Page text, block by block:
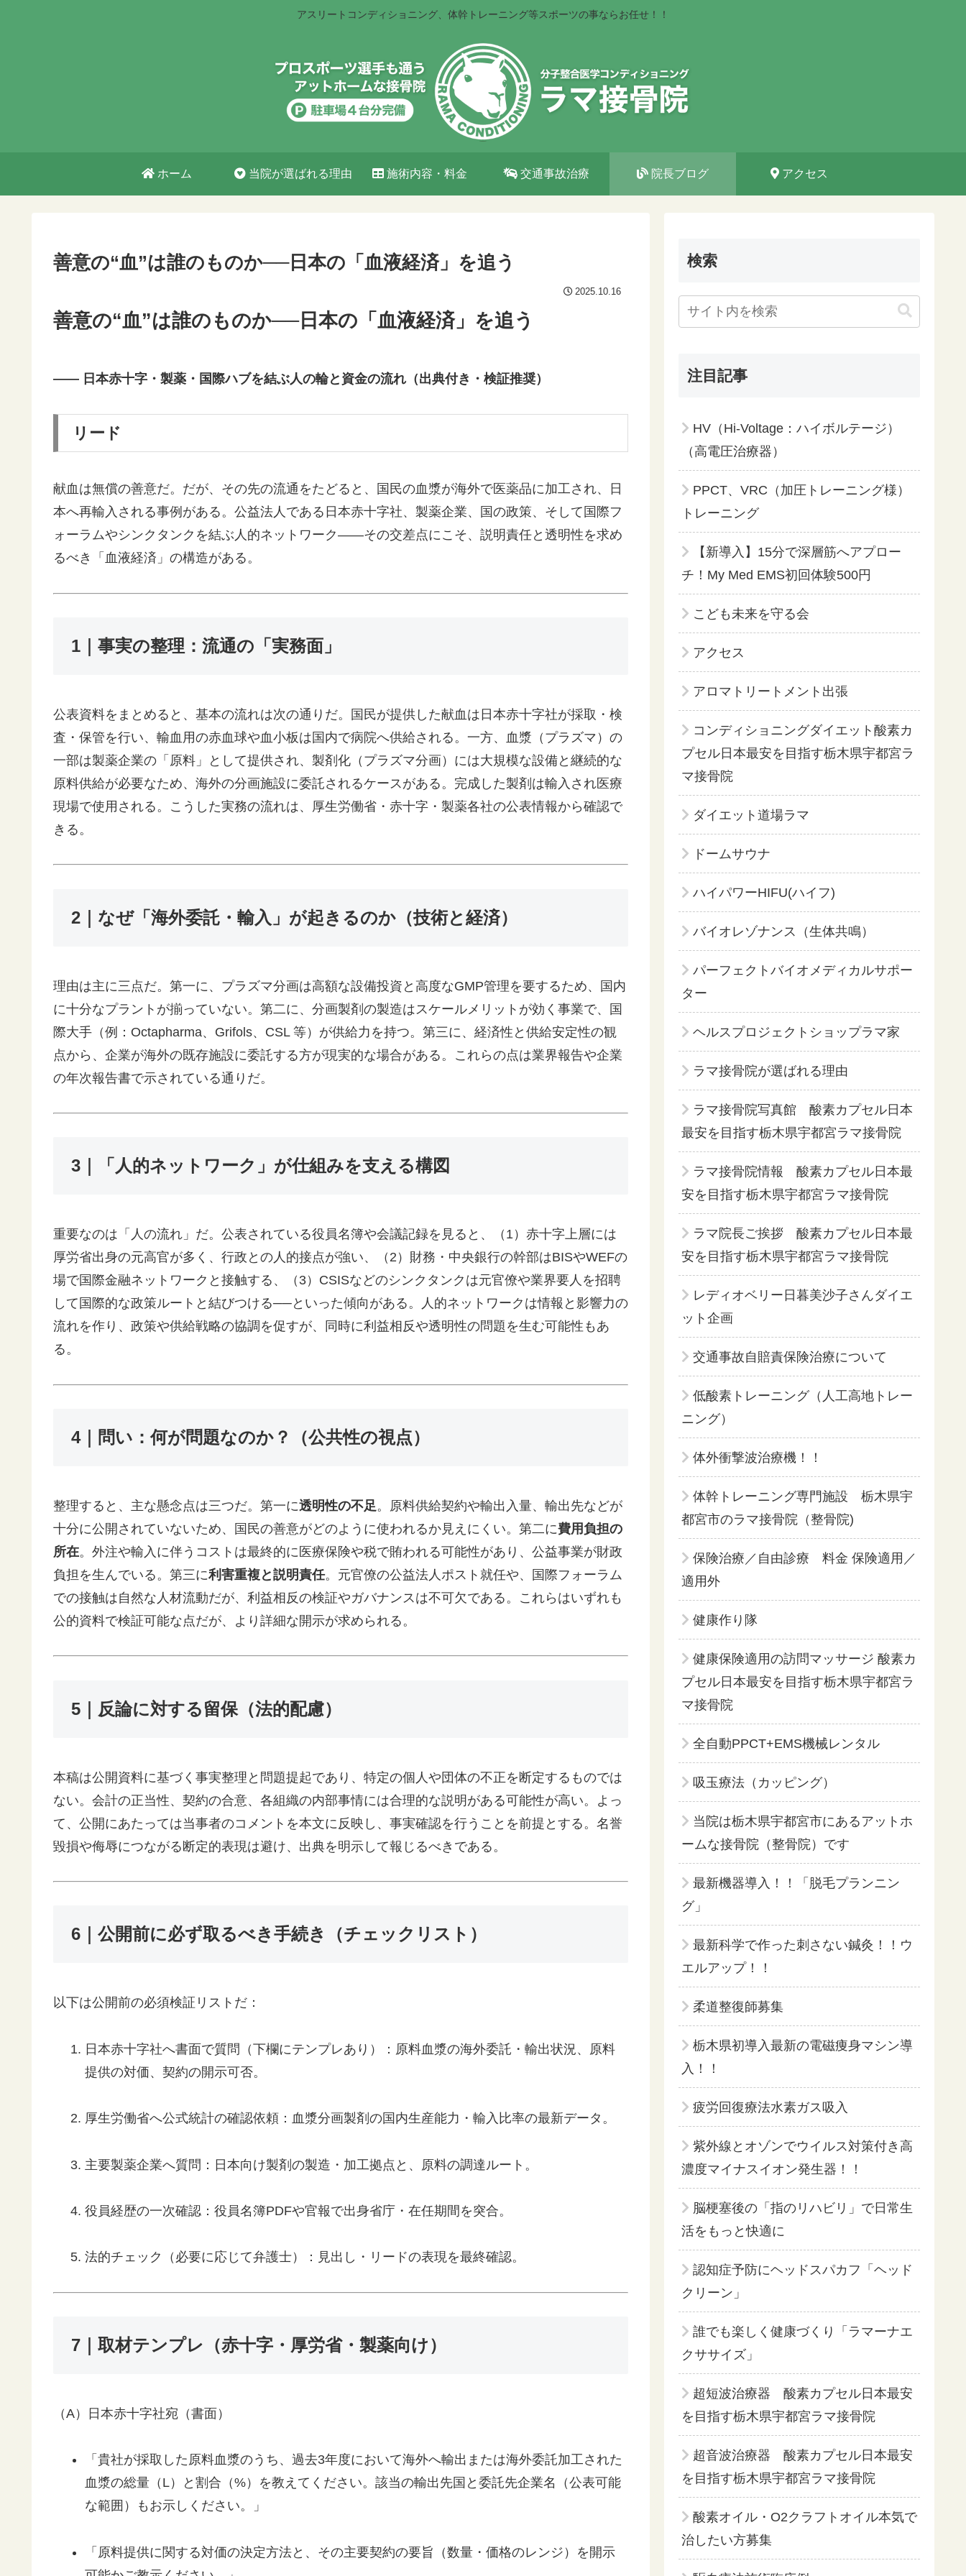
アスリートコンディショニング、体幹トレーニング等スポーツの事ならお任せ！！
ホーム 当院が選ばれる理由 施術内容・料金 交通事故治療 院長ブログ アクセス
善意の“血”は誰のものか──日本の「血液経済」を追う
2025.10.16
善意の“血”は誰のものか──日本の「血液経済」を追う
―― 日本赤十字・製薬・国際ハブを結ぶ人の輪と資金の流れ（出典付き・検証推奨）
リード
献血は無償の善意だ。だが、その先の流通をたどると、国民の血漿が海外で医薬品に加工され、日
本へ再輸入される事例がある。公益法人である日本赤十字社、製薬企業、国の政策、そして国際フ
ォーラムやシンクタンクを結ぶ人的ネットワーク――その交差点にこそ、説明責任と透明性を求め
るべき「血液経済」の構造がある。
1｜事実の整理：流通の「実務面」
公表資料をまとめると、基本の流れは次の通りだ。国民が提供した献血は日本赤十字社が採取・検
査・保管を行い、輸血用の赤血球や血小板は国内で病院へ供給される。一方、血漿（プラズマ）の
一部は製薬企業の「原料」として提供され、製剤化（プラズマ分画）には大規模な設備と継続的な
原料供給が必要なため、海外の分画施設に委託されるケースがある。完成した製剤は輸入され医療
現場で使用される。こうした実務の流れは、厚生労働省・赤十字・製薬各社の公表情報から確認で
きる。
2｜なぜ「海外委託・輸入」が起きるのか（技術と経済）
理由は主に三点だ。第一に、プラズマ分画は高額な設備投資と高度なGMP管理を要するため、国内
に十分なプラントが揃っていない。第二に、分画製剤の製造はスケールメリットが効く事業で、国
際大手（例：Octapharma、Grifols、CSL 等）が供給力を持つ。第三に、経済性と供給安定性の観
点から、企業が海外の既存施設に委託する方が現実的な場合がある。これらの点は業界報告や企業
の年次報告書で示されている通りだ。
3｜「人的ネットワーク」が仕組みを支える構図
重要なのは「人の流れ」だ。公表されている役員名簿や会議記録を見ると、（1）赤十字上層には
厚労省出身の元高官が多く、行政との人的接点が強い、（2）財務・中央銀行の幹部はBISやWEFの
場で国際金融ネットワークと接触する、（3）CSISなどのシンクタンクは元官僚や業界要人を招聘
して国際的な政策ルートと結びつける──といった傾向がある。人的ネットワークは情報と影響力の
流れを作り、政策や供給戦略の協調を促すが、同時に利益相反や透明性の問題を生む可能性もあ
る。
4｜問い：何が問題なのか？（公共性の視点）
整理すると、主な懸念点は三つだ。第一に透明性の不足。原料供給契約や輸出入量、輸出先などが
十分に公開されていないため、国民の善意がどのように使われるか見えにくい。第二に費用負担の
所在。外注や輸入に伴うコストは最終的に医療保険や税で賄われる可能性があり、公益事業が財政
負担を生んでいる。第三に利害重複と説明責任。元官僚の公益法人ポスト就任や、国際フォーラム
での接触は自然な人材流動だが、利益相反の検証やガバナンスは不可欠である。これらはいずれも
公的資料で検証可能な点だが、より詳細な開示が求められる。
5｜反論に対する留保（法的配慮）
本稿は公開資料に基づく事実整理と問題提起であり、特定の個人や団体の不正を断定するものでは
ない。会計の正当性、契約の合意、各組織の内部事情には合理的な説明がある可能性が高い。よっ
て、公開にあたっては当事者のコメントを本文に反映し、事実確認を行うことを前提とする。名誉
毀損や侮辱につながる断定的表現は避け、出典を明示して報じるべきである。
6｜公開前に必ず取るべき手続き（チェックリスト）
以下は公開前の必須検証リストだ：
日本赤十字社へ書面で質問（下欄にテンプレあり）：原料血漿の海外委託・輸出状況、原料
提供の対価、契約の開示可否。
厚生労働省へ公式統計の確認依頼：血漿分画製剤の国内生産能力・輸入比率の最新データ。
主要製薬企業へ質問：日本向け製剤の製造・加工拠点と、原料の調達ルート。
役員経歴の一次確認：役員名簿PDFや官報で出身省庁・在任期間を突合。
法的チェック（必要に応じて弁護士）：見出し・リードの表現を最終確認。
7｜取材テンプレ（赤十字・厚労省・製薬向け）
（A）日本赤十字社宛（書面）
「貴社が採取した原料血漿のうち、過去3年度において海外へ輸出または海外委託加工された
血漿の総量（L）と割合（%）を教えてください。該当の輸出先国と委託先企業名（公表可能
な範囲）もお示しください。」
「原料提供に関する対価の決定方法と、その主要契約の要旨（数量・価格のレンジ）を開示
検索
注目記事
HV（Hi-Voltage：ハイボルテージ）
（高電圧治療器）
PPCT、VRC（加圧トレーニング様）
トレーニング
【新導入】15分で深層筋へアプロー
チ！My Med EMS初回体験500円
こども未来を守る会
アクセス
アロマトリートメント出張
コンディショニングダイエット酸素カ
プセル日本最安を目指す栃木県宇都宮ラ
マ接骨院
ダイエット道場ラマ
ドームサウナ
ハイパワーHIFU(ハイフ)
バイオレゾナンス（生体共鳴）
パーフェクトバイオメディカルサポー
ター
ヘルスプロジェクトショップラマ家
ラマ接骨院が選ばれる理由
ラマ接骨院写真館 酸素カプセル日本
最安を目指す栃木県宇都宮ラマ接骨院
ラマ接骨院情報 酸素カプセル日本最
安を目指す栃木県宇都宮ラマ接骨院
ラマ院長ご挨拶 酸素カプセル日本最
安を目指す栃木県宇都宮ラマ接骨院
レディオベリー日暮美沙子さんダイエ
ット企画
交通事故自賠責保険治療について
低酸素トレーニング（人工高地トレー
ニング）
体外衝撃波治療機！！
体幹トレーニング専門施設 栃木県宇
都宮市のラマ接骨院（整骨院)
保険治療／自由診療 料金 保険適用／
適用外
健康作り隊
健康保険適用の訪問マッサージ 酸素カ
プセル日本最安を目指す栃木県宇都宮ラ
マ接骨院
全自動PPCT+EMS機械レンタル
吸玉療法（カッピング）
当院は栃木県宇都宮市にあるアットホ
ームな接骨院（整骨院）です
最新機器導入！！「脱毛プランニン
グ」
最新科学で作った刺さない鍼灸！！ウ
エルアップ！！
柔道整復師募集
栃木県初導入最新の電磁痩身マシン導
入！！
疲労回復療法水素ガス吸入
紫外線とオゾンでウイルス対策付き高
濃度マイナスイオン発生器！！
脳梗塞後の「指のリハビリ」で日常生
活をもっと快適に
認知症予防にヘッドスパカフ「ヘッド
クリーン」
誰でも楽しく健康づくり「ラマーナエ
クササイズ」
超短波治療器 酸素カプセル日本最安
を目指す栃木県宇都宮ラマ接骨院
超音波治療器 酸素カプセル日本最安
を目指す栃木県宇都宮ラマ接骨院
酸素オイル・O2クラフトオイル本気で
治したい方募集